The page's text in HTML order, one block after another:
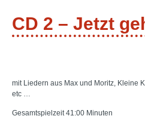
CD 2 – Jetzt
mit Liedern aus Max und Moritz, Kleine
etc …
Gesamtspielzeit 41:00 Minuten